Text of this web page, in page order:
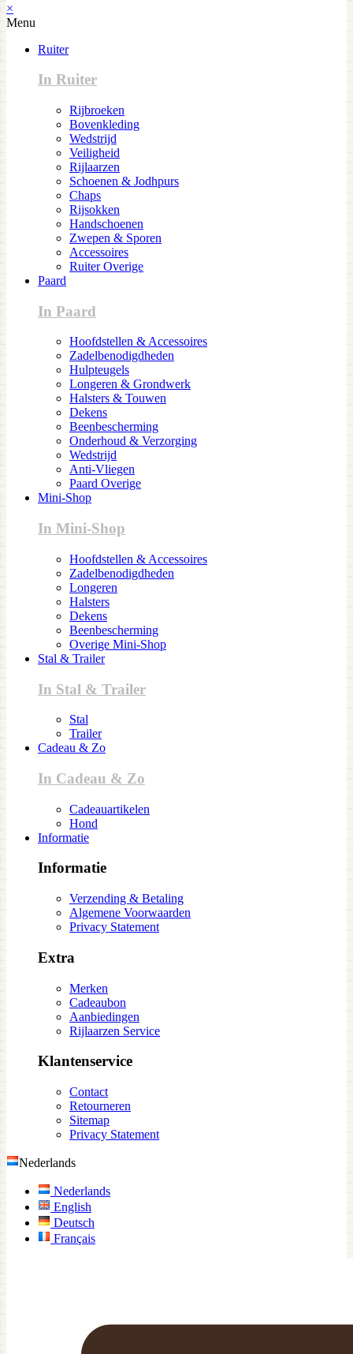
×
Menu
Ruiter
In Ruiter
Rijbroeken
Bovenkleding
Wedstrijd
Veiligheid
Rijlaarzen
Schoenen & Jodhpurs
Chaps
Rijsokken
Handschoenen
Zwepen & Sporen
Accessoires
Ruiter Overige
Paard
In Paard
Hoofdstellen & Accessoires
Zadelbenodigdheden
Hulpteugels
Longeren & Grondwerk
Halsters & Touwen
Dekens
Beenbescherming
Onderhoud & Verzorging
Wedstrijd
Anti-Vliegen
Paard Overige
Mini-Shop
In Mini-Shop
Hoofdstellen & Accessoires
Zadelbenodigdheden
Longeren
Halsters
Dekens
Beenbescherming
Overige Mini-Shop
Stal & Trailer
In Stal & Trailer
Stal
Trailer
Cadeau & Zo
In Cadeau & Zo
Cadeauartikelen
Hond
Informatie
Informatie
Verzending & Betaling
Algemene Voorwaarden
Privacy Statement
Extra
Merken
Cadeaubon
Aanbiedingen
Rijlaarzen Service
Klantenservice
Contact
Retourneren
Sitemap
Privacy Statement
Nederlands
Nederlands
English
Deutsch
Français